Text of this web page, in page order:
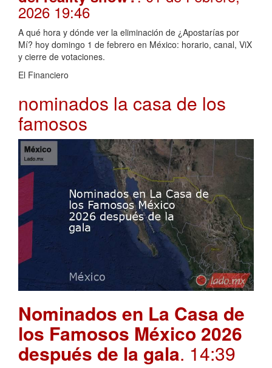
2026 19:46
A qué hora y dónde ver la eliminación de ¿Apostarías por
Mí? hoy domingo 1 de febrero en México: horario, canal, ViX
y cierre de votaciones.
El Financiero
nominados la casa de los
famosos
Nominados en La Casa de
los Famosos México 2026
después de la gala. 14:39